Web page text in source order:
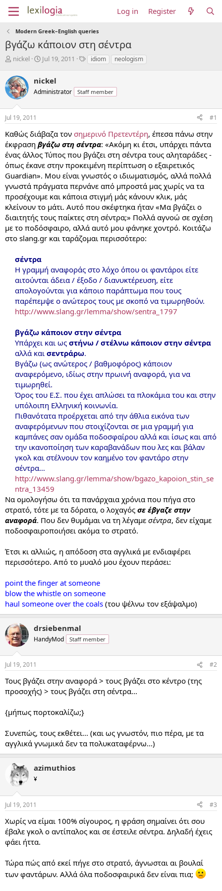
Log in Register
Modern Greek–English queries
βγάζω κάποιον στη σέντρα
T
r
e
a
s
t
a
r
t
e
r
nickel
S
r
t
a
e
Jul 19, 2011
T
s
idiom neologism
nickel
Administrator Staff member
Jul 19, 2011 #1
Καθώς διάβαζα τον σημερινό Πρετεντέρη, έπεσα πάνω στην
έκφραση βγάζω στη σέντρα: «Ακόμη κι έτσι, υπάρχει πάντα
ένας άλλος Τύπος που βγάζει στη σέντρα τους αληταράδες -
όπως έκανε στην προκειμένη περίπτωση ο εξαιρετικός
Guardian». Μου είναι γνωστός ο ιδιωματισμός, αλλά πολλά
γνωστά πράγματα περνάνε από μπροστά μας χωρίς να τα
προσέχουμε και κάποια στιγμή μάς κάνουν κλικ, μάς
κλείνουν το μάτι. Αυτό που σκέφτηκα ήταν «Μα βγάζει ο
διαιτητής τους παίκτες στη σέντρα;» Πολλά αγνοώ σε σχέση
με το ποδόσφαιρο, αλλά αυτό μου φάνηκε χοντρό. Κοιτάζω
στο slang.gr και ταράζομαι περισσότερο:
σέντρα
Η γραμμή αναφοράς στο λόχο όπου οι φαντάροι είτε
αιτούνται άδεια / έξοδο / διανυκτέρευση, είτε
απολογούνται για κάποιο παράπτωμα που τους
παρέπεμψε ο ανώτερος τους με σκοπό να τιμωρηθούν.
http://www.slang.gr/lemma/show/sentra_1797
βγάζω κάποιον στην σέντρα
Υπάρχει και ως στήνω / στέλνω κάποιον στην σέντρα
αλλά και σεντράρω.
Βγάζω (ως ανώτερος / βαθμοφόρος) κάποιον
αναφερόμενο, ιδίως στην πρωινή αναφορά, για να
τιμωρηθεί.
Όρος του Ε.Σ. που έχει απλώσει τα πλοκάμια του και στην
υπόλοιπη Ελληνική κοινωνία.
Πιθανότατα προέρχεται από την άθλια εικόνα των
αναφερόμενων που στοιχίζονται σε μια γραμμή για
καμπάνες σαν ομάδα ποδοσφαίρου αλλά και ίσως και από
την ικανοποίηση των καραβανάδων που λες και βάλαν
γκολ και στέλνουν τον καημένο τον φαντάρο στην
σέντρα…
http://www.slang.gr/lemma/show/bgazo_kapoion_stin_se
ntra_13459
Να ομολογήσω ότι τα πανάρχαια χρόνια που πήγα στο
στρατό, τότε με τα δόρατα, ο λοχαγός σε έβγαζε στην
αναφορά. Που δεν θυμάμαι να τη λέγαμε σέντρα, δεν είχαμε
ποδοσφαιροποιήσει ακόμα το στρατό.
Έτσι κι αλλιώς, η απόδοση στα αγγλικά με ενδιαφέρει
περισσότερο. Από το μυαλό μου έχουν περάσει:
point the finger at someone
blow the whistle on someone
haul someone over the coals (του ψέλνω τον εξάψαλμο)
drsiebenmal
HandyMod Staff member
Jul 19, 2011 #2
Τους βγάζει στην αναφορά > τους βγάζει στο κέντρο (της
προσοχής) > τους βγάζει στη σέντρα...
{μήπως πορτοκαλίζω;}
Συνεπώς, τους εκθέτει... (και ως γνωστόν, πιο πέρα, με τα
αγγλικά γνωμικά δεν τα πολυκαταφέρνω...)
azimuthios
¥
Jul 19, 2011 #3
Χωρίς να είμαι 100% σίγουρος, η φράση σημαίνει ότι σου
έβαλε γκολ ο αντίπαλος και σε έστειλε σέντρα. Δηλαδή έχεις
φάει ήττα.
Τώρα πώς από εκεί πήγε στο στρατό, άγνωσται αι βουλαί
των φαντάρων. Αλλά όλα ποδοσφαιρικά δεν είναι πια;